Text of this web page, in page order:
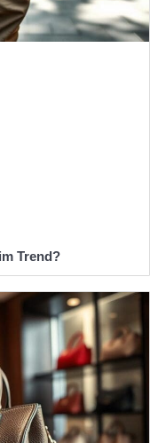
Trend?